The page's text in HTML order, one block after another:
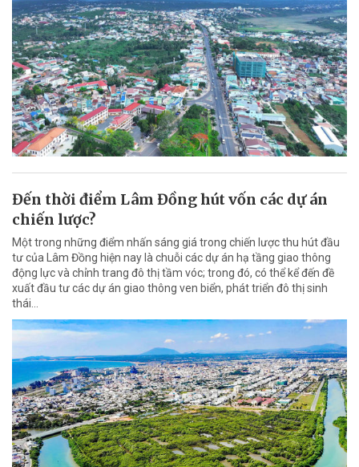
Đến thời điểm Lâm Đồng hút vốn các dự án
chiến lược?
Một trong những điểm nhấn sáng giá trong chiến lược thu hút đầu
tư của Lâm Đồng hiện nay là chuỗi các dự án hạ tầng giao thông
động lực và chỉnh trang đô thị tầm vóc; trong đó, có thể kể đến đề
xuất đầu tư các dự án giao thông ven biển, phát triển đô thị sinh
thái…